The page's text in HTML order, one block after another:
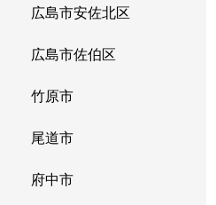
広島市安佐北区
広島市佐伯区
竹原市
尾道市
府中市